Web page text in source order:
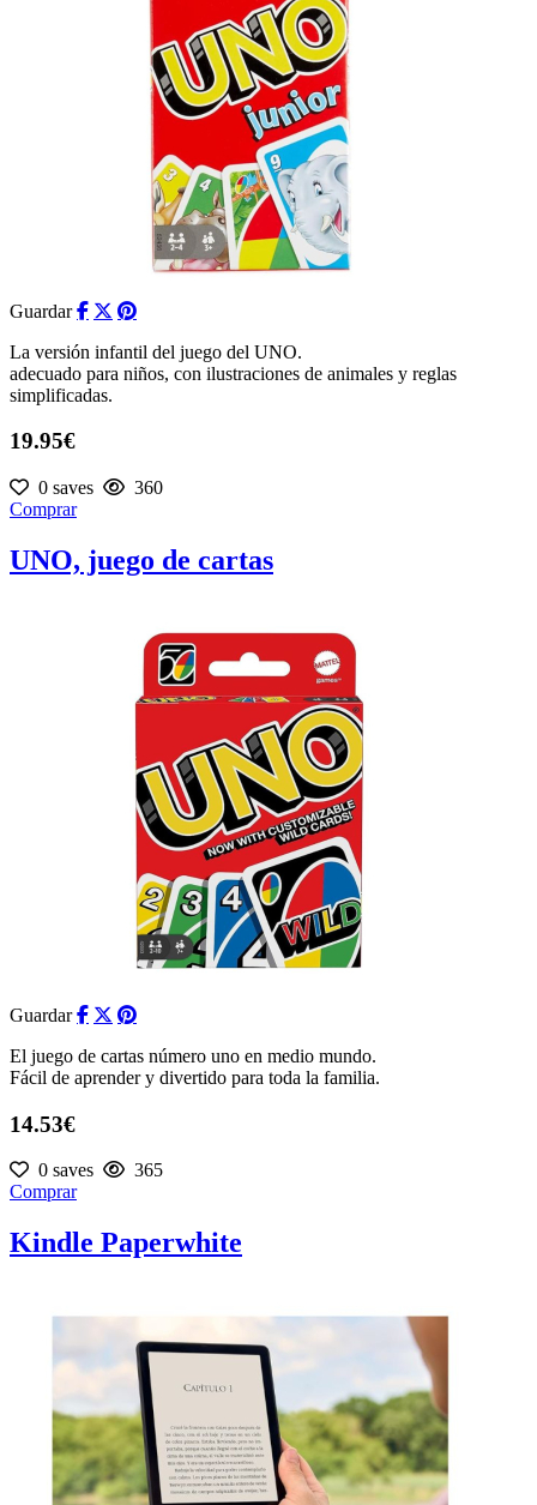
Guardar
La versión infantil del juego del UNO.
adecuado para niños, con ilustraciones de animales y reglas
simplificadas.
19.95€
0 saves
360
Comprar
UNO, juego de cartas
Guardar
El juego de cartas número uno en medio mundo.
Fácil de aprender y divertido para toda la familia.
14.53€
0 saves
365
Comprar
Kindle Paperwhite